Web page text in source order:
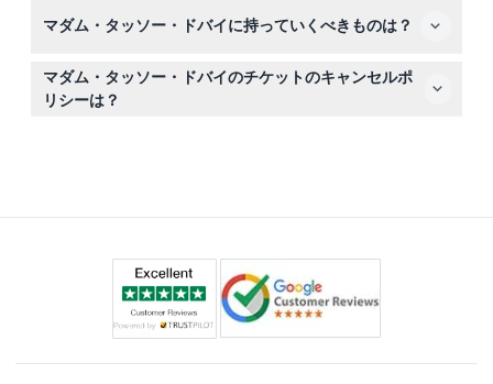
は禁止されていますので、ご訪問前に食事等の計画を立て
マダム・タッソー・ドバイに持っていくべきものは？
蝋人形と無制限に写真を撮るためにカメラやスマートフォ
ンを持参してください。三脚やプロ用カメラを使用する場
合は事前承認が必要なことがあります。
マダム・タッソー・ドバイのチケットのキャンセルポ
リシーは？